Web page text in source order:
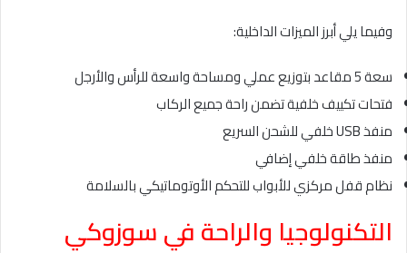
وفيما يلي أبرز الميزات الداخلية:
سعة 5 مقاعد بتوزيع عملي ومساحة واسعة للرأس والأرجل
فتحات تكييف خلفية تضمن راحة جميع الركاب
منفذ USB خلفي للشحن السريع
منفذ طاقة خلفي إضافي
نظام قفل مركزي للأبواب للتحكم الأوتوماتيكي بالسلامة
التكنولوجيا والراحة في سوزوكي